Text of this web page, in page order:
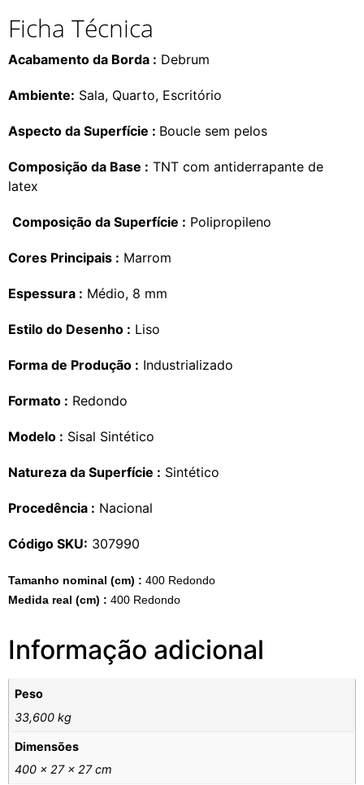
Ficha Técnica
Acabamento da Borda : Debrum
Ambiente: Sala, Quarto, Escritório
Aspecto da Superfície : Boucle sem pelos
Composição da Base : TNT com antiderrapante de
latex
Composição da Superfície : Polipropileno
Cores Principais : Marrom
Espessura : Médio, 8 mm
Estilo do Desenho : Liso
Forma de Produção : Industrializado
Formato : Redondo
Modelo : Sisal Sintético
Natureza da Superfície : Sintético
Procedência : Nacional
Código SKU: 307990
Tamanho nominal (cm) : 400 Redondo
Medida real (cm) : 400 Redondo
Informação adicional
Peso
33,600 kg
Dimensões
400 × 27 × 27 cm